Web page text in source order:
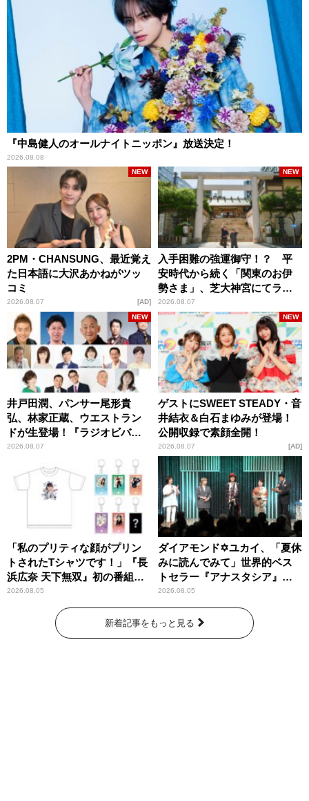
『中島健人のオールナイトニッポン』放送決定！
2026.08.08
2PM・CHANSUNG、最近覚え
た日本語に大沢あかねがツッ
コミ
2026.08.07
NEW
AD
入手困難の強運御守！？ 平
安時代から続く「関東のお伊
勢さま」、芝大神宮にてラン
パンプスが合格祈願！
2026.08.07
NEW
井戸田潤、パンサー尾形貴
弘、林家正蔵、ウエストラン
ドが生登場！『ラジオビバリ
ー昼ズ』
2026.08.07
NEW
ゲストにSWEET STEADY・音
井結衣＆白石まゆみが登場！
公開収録で素顔全開！
2026.08.07
NEW
AD
「私のプリティな顔がプリン
トされたTシャツです！」『長
浜広奈 天下無双』初の番組グ
ッズ発売
2026.08.05
ダイアモンド✡ユカイ、「夏休
みに読んでみて」世界的ベス
トセラー『アナスタシア』を
紹介
2026.08.05
新着記事をもっと見る